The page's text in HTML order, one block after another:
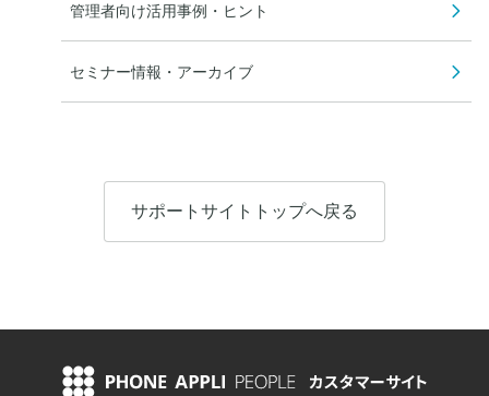
管理者向け活用事例・ヒント
セミナー情報・アーカイブ
サポートサイトトップへ戻る